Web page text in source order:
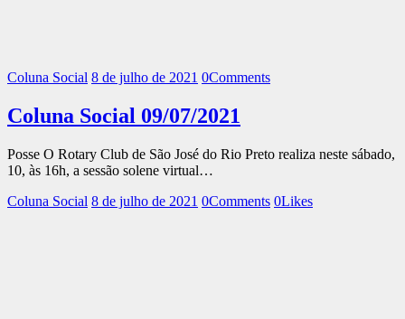
Coluna Social 8 de julho de 2021 0Comments
Coluna Social 09/07/2021
Posse O Rotary Club de São José do Rio Preto realiza neste sábado,
10, às 16h, a sessão solene virtual…
Coluna Social 8 de julho de 2021 0Comments 0Likes